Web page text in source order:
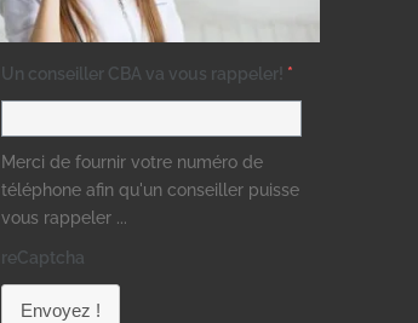
Un conseiller CBA va vous rappeler! *
Merci de fournir votre numéro de
téléphone afin qu'un conseiller puisse
vous rappeler ...
reCaptcha
Envoyez !